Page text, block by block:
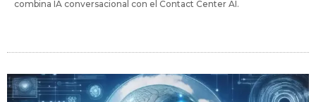
combina IA conversacional con el Contact Center AI.